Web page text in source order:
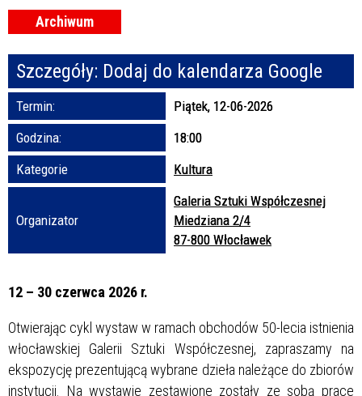
Promowane
Archiwum
Szczegóły: Dodaj do kalendarza Google
Termin:
Piątek, 12-06-2026
Godzina:
18:00
Kategorie
Kultura
Organizator
Galeria Sztuki Współczesnej
Miedziana 2/4
87-800 Włocławek
12 – 30 czerwca 2026 r.
Otwierając cykl wystaw w ramach obchodów 50-lecia istnienia
włocławskiej Galerii Sztuki Współczesnej, zapraszamy na
ekspozycję prezentującą wybrane dzieła należące do zbiorów
instytucji. Na wystawie zestawione zostały ze sobą prace